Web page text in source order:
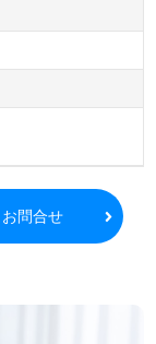
を中心に特別
います。
住み慣れた街
す。特別養護
い年代層の職
気、永年勤続
ト！『ご利用
たい』『ユニッ
格取得を目指
。募集詳細
お問い合わせ
お問合せ